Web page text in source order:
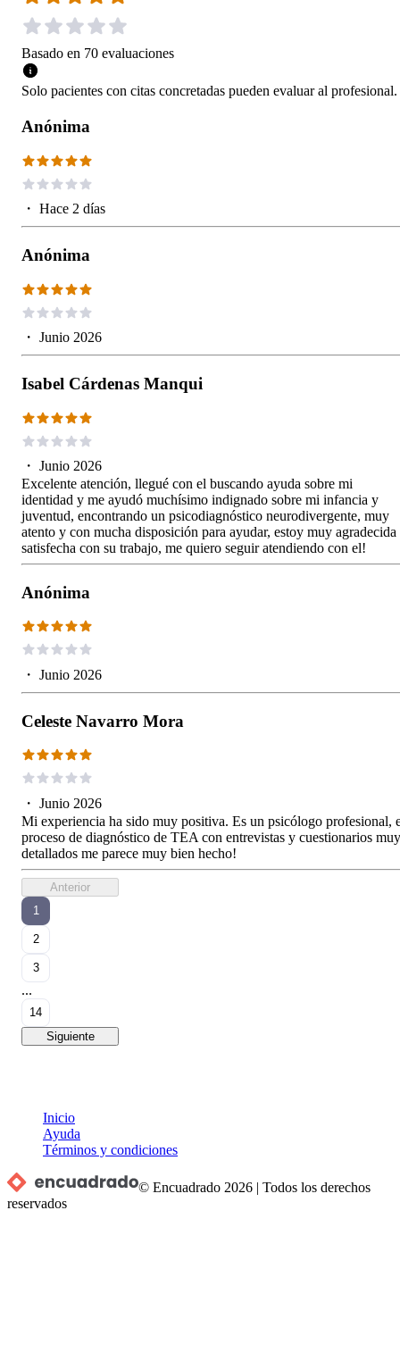
Basado en 70 evaluaciones
Solo pacientes con citas concretadas pueden evaluar al profesional.
Anónima
・ Hace 2 días
Anónima
・ Junio 2026
Isabel Cárdenas Manqui
・ Junio 2026
Excelente atención, llegué con el buscando ayuda sobre mi
identidad y me ayudó muchísimo indignado sobre mi infancia y
juventud, encontrando un psicodiagnóstico neurodivergente, muy
atento y con mucha disposición para ayudar, estoy muy agradecida
satisfecha con su trabajo, me quiero seguir atendiendo con el!
Anónima
・ Junio 2026
Celeste Navarro Mora
・ Junio 2026
Mi experiencia ha sido muy positiva. Es un psicólogo profesional,
proceso de diagnóstico de TEA con entrevistas y cuestionarios muy
detallados me parece muy bien hecho!
Anterior
1
2
3
...
14
Siguiente
Inicio
Ayuda
Términos y condiciones
© Encuadrado 2026 |Todos los derechos
reservados